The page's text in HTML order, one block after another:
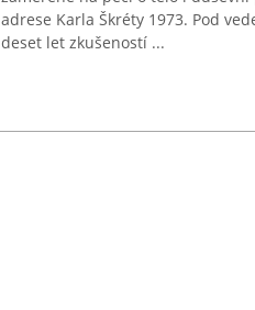
adrese Karla Škréty 1973. Pod
deset let zkušeností ...